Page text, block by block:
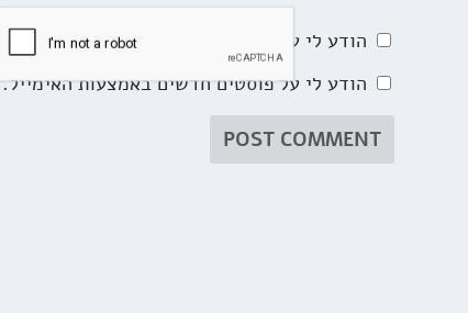
הודע לי על תגובות נוספות באמצעות האימייל.
הודע לי על פוסטים חדשים באמצעות האימייל.